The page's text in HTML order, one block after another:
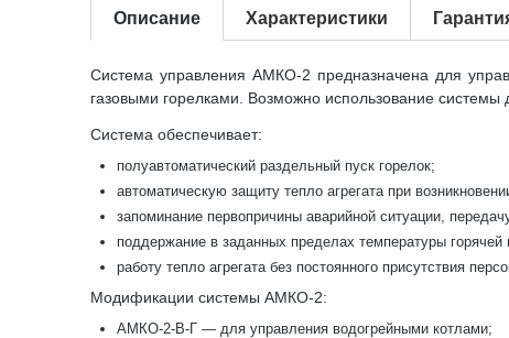
Описание Характеристики
Система управления АМКО-2 предназначена для
газовыми горелками. Возможно использование
Система обеспечивает:
полуавтоматический раздельный пуск горелок;
автоматическую защиту тепло агрегата при
запоминание первопричины аварийной ситуации,
поддержание в заданных пределах температуры
работу тепло агрегата без постоянного присутствия
Модификации системы АМКО-2:
АМКО-2-В-Г — для управления водогрейными котлами;